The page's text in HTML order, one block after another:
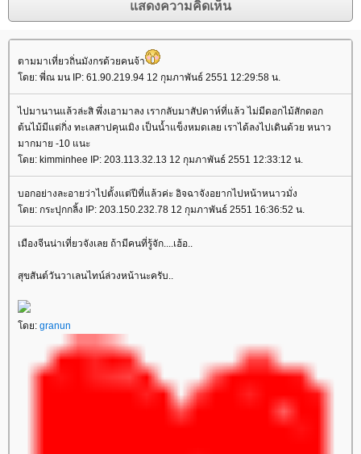
ตามมาเที่ยวถิ่นมังกรด้วยคนจ้า
ดย: พี่ณ มน IP: 61.90.219.94 12 กุมภาพันธ์ 2551 12:29:58 น.
ไปมานานแล้วล่ะสิ พึ่งเอามาลง เรากลับมาสัปดาห์ที่แล้ว ไม่มีดอกไม้สักดอก
ต้นไม้มีแต่กิ่ง ทะเลสาปคุนเมิง เป็นน้ำแข็งหมดเลย เราได้ลงไปเดินด้วย หนาว
มากมาย -10 แนะ
ดย: kimminhee IP: 203.113.32.13 12 กุมภาพันธ์ 2551 12:33:12 น.
บอกอย่างละอายว่าไปตั้งแต่ปีที่แล้วค่ะ อิจฉาจังอยากไปหน้าหนาวมั่ง
ดย: กระปุกกลิ้ง IP: 203.150.232.78 12 กุมภาพันธ์ 2551 16:36:52 น.
เมืองจีนน่าเที่ยวจังเลย ถ้ามีคนที่รู้จัก....เฮ้อ..
สุขสันต์วันวาเลนไทน์ล่วงหน้านะครับ..
ดย: granun